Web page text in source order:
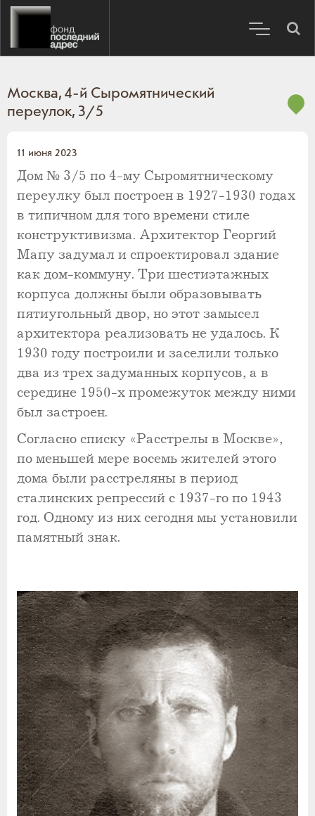
Москва, 4-й Сыромятнический
переулок, 3/5
11 июня 2023
Дом № 3/5 по 4-му Сыромятническому
переулку был построен в 1927-1930 годах
в типичном для того времени стиле
конструктивизма. Архитектор Георгий
Мапу задумал и спроектировал здание
как дом-коммуну. Три шестиэтажных
корпуса должны были образовывать
пятиугольный двор, но этот замысел
архитектора реализовать не удалось. К
1930 году построили и заселили только
два из трех задуманных корпусов, а в
середине 1950-х промежуток между ними
был застроен.
Согласно списку «Расстрелы в Москве»,
по меньшей мере восемь жителей этого
дома были расстреляны в период
сталинских репрессий с 1937-го по 1943
год. Одному из них сегодня мы установили
памятный знак.